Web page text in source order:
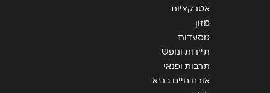
אטרקציות
מזון
מסעדות
תיירות ונופש
תרבות ופנאי
אורח חיים בריא